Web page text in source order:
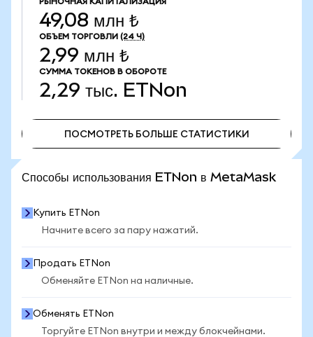
49,08 млн ₺
ОБЪЕМ ТОРГОВЛИ (24 Ч)
2,99 млн ₺
СУММА ТОКЕНОВ В ОБОРОТЕ
2,29 тыс. ETNon
ПОСМОТРЕТЬ БОЛЬШЕ СТАТИСТИКИ
Способы использования ETNon в MetaMask
Купить ETNon
Начните всего за пару нажатий.
Продать ETNon
Обменяйте ETNon на наличные.
Обменять ETNon
Торгуйте ETNon внутри и между блокчейнами.